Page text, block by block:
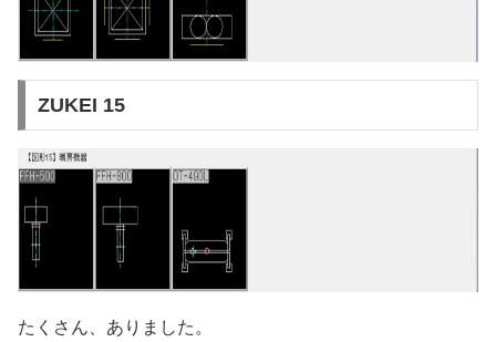
ZUKEI 15
たくさん、ありました。